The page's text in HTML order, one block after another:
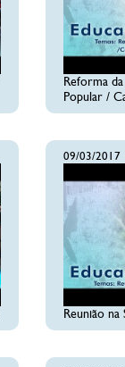
Reforma
Popular /
09/03/2017
Reunião na